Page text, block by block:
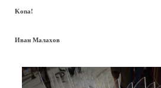
Kona!
Иван Малахов